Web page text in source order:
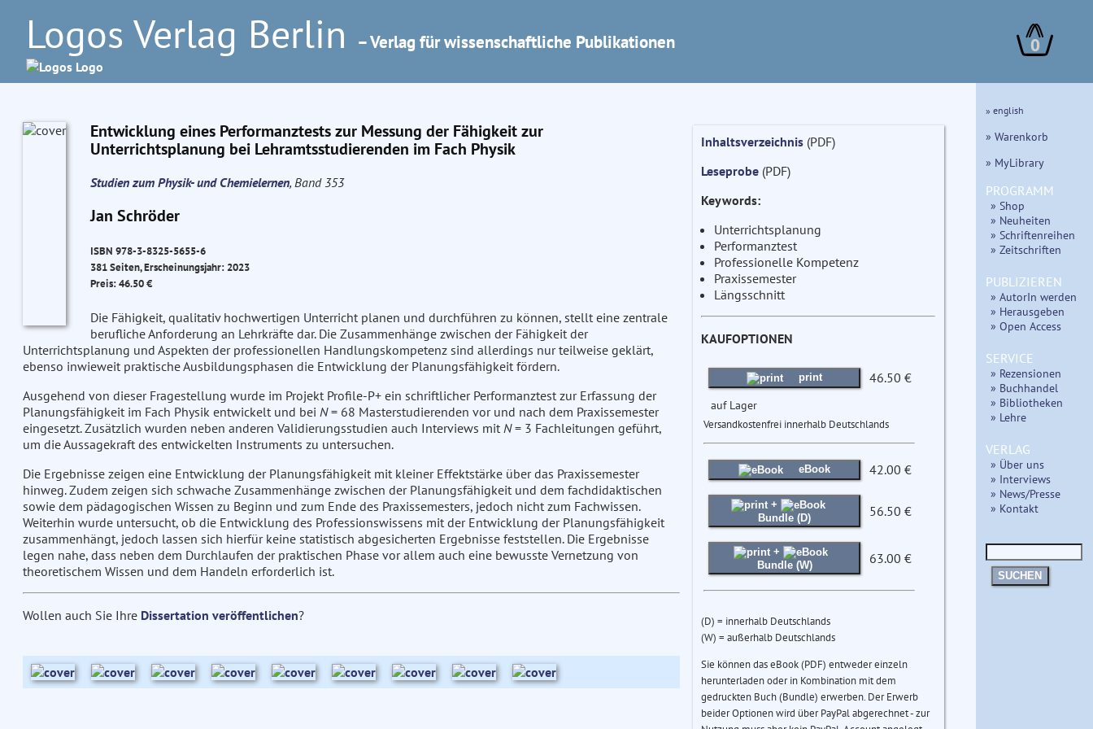
Logos Verlag Berlin – Verlag für wissenschaftliche Publikationen 0
Entwicklung eines Performanztests zur Messung der Fähigkeit zur
Unterrichtsplanung bei Lehramtsstudierenden im Fach Physik
Studien zum Physik- und Chemielernen, Band 353
Jan Schröder
ISBN 978-3-8325-5655-6
381 Seiten, Erscheinungsjahr: 2023
Preis: 46.50 €
Die Fähigkeit, qualitativ hochwertigen Unterricht planen und durchführen zu können, stellt eine zentrale
berufliche Anforderung an Lehrkräfte dar. Die Zusammenhänge zwischen der Fähigkeit der
Unterrichtsplanung und Aspekten der professionellen Handlungskompetenz sind allerdings nur teilweise geklärt,
ebenso inwieweit praktische Ausbildungsphasen die Entwicklung der Planungsfähigkeit fördern.
Ausgehend von dieser Fragestellung wurde im Projekt Profile-P+ ein schriftlicher Performanztest zur Erfassung der
Planungsfähigkeit im Fach Physik entwickelt und bei N= 68 Masterstudierenden vor und nach dem Praxissemester
eingesetzt. Zusätzlich wurden neben anderen Validierungsstudien auch Interviews mit N= 3 Fachleitungen geführt,
um die Aussagekraft des entwickelten Instruments zu untersuchen.
Die Ergebnisse zeigen eine Entwicklung der Planungsfähigkeit mit kleiner Effektstärke über das Praxissemester
hinweg. Zudem zeigen sich schwache Zusammenhänge zwischen der Planungsfähigkeit und dem fachdidaktischen
sowie dem pädagogischen Wissen zu Beginn und zum Ende des Praxissemesters, jedoch nicht zum Fachwissen.
Weiterhin wurde untersucht, ob die Entwicklung des Professionswissens mit der Entwicklung der Planungsfähigkeit
zusammenhängt, jedoch lassen sich hierfür keine statistisch abgesicherten Ergebnisse feststellen. Die Ergebnisse
legen nahe, dass neben dem Durchlaufen der praktischen Phase vor allem auch eine bewusste Vernetzung von
theoretischem Wissen und dem Handeln erforderlich ist.
Wollen auch Sie Ihre Dissertation veröffentlichen?
Inhaltsverzeichnis(PDF)
Leseprobe(PDF)
Keywords:
Unterrichtsplanung
Performanztest
Professionelle Kompetenz
Praxissemester
Längsschnitt
KAUFOPTIONEN
print 46.50 €
auf Lager
Versandkostenfrei innerhalb Deutschlands
eBook 42.00 €
+
Bundle (D)
56.50 €
+
Bundle (W)
63.00 €
(D) = innerhalb Deutschlands
(W) = außerhalb Deutschlands
Sie können das eBook (PDF) entweder einzeln
herunterladen oder in Kombination mit dem
gedruckten Buch (Bundle) erwerben. Der Erwerb
beider Optionen wird über PayPal abgerechnet - zur
» english
» Warenkorb
» MyLibrary
PROGRAMM
» Shop
» Neuheiten
» Schriftenreihen
» Zeitschriften
PUBLIZIEREN
» AutorIn werden
» Herausgeben
» Open Access
SERVICE
» Rezensionen
» Buchhandel
» Bibliotheken
» Lehre
VERLAG
» Über uns
» Interviews
» News/Presse
» Kontakt
SUCHEN